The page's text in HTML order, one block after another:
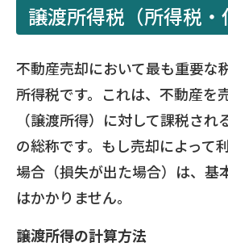
譲渡所得税（所得税・
不動産売却において最も重要な
所得税です。これは、不動産を
（譲渡所得）に対して課税され
の総称です。もし売却によって
場合（損失が出た場合）は、基
はかかりません。
譲渡所得の計算方法